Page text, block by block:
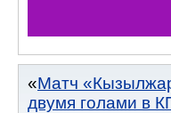
Матч
двумя голами в